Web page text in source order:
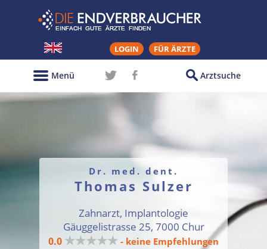
LOGIN FÜR ÄRZTE
Arztsuche
Menü
Dr. med. dent.
Thomas Sulzer
Zahnarzt, Implantologie
Gäuggelistrasse 25, 7000 Chur
0.0 ★★★★★ - keine Empfehlungen